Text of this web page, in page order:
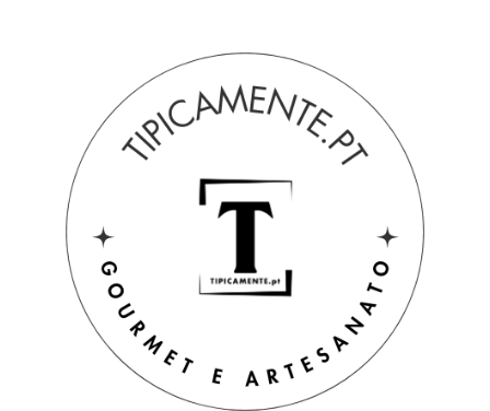
Sugestão de prendas
💝 Surpreender é um gesto de carinho
Um presente não é apenas um objeto — é uma
experiência, uma memória, uma demonstração de
atenção. Nossa missão é ajudar você a encontrar
algo que realmente faça os olhos brilharem.
Explore, descubra e encontre o presente perfeito
sem sair de casa.
Porque presentear pode — e deve — ser especial.